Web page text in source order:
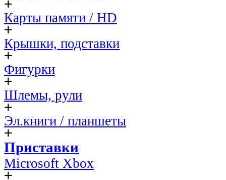
Карты памяти / HD
Крышки, подставки
Фигурки
Шлемы, рули
Эл.книги / планшеты
Приставки
Microsoft Xbox